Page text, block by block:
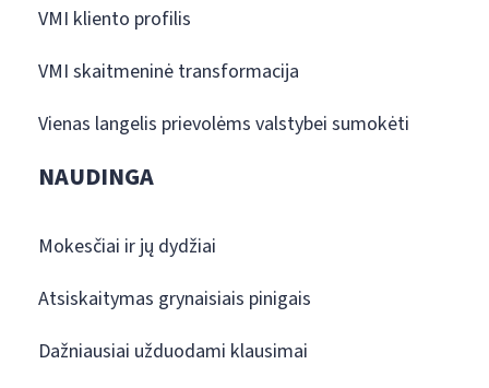
VMI kliento profilis
VMI skaitmeninė transformacija
Vienas langelis prievolėms valstybei sumokėti
NAUDINGA
Mokesčiai ir jų dydžiai
Atsiskaitymas grynaisiais pinigais
Dažniausiai užduodami klausimai